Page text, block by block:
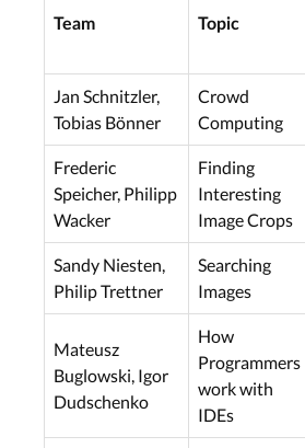
Team Topic
Jan Schnitzler,
Tobias Bönner
Crowd
Computing
Frederic
Speicher, Philipp
Wacker
Finding
Interesting
Image Crops
Sandy Niesten,
Philip Trettner
Searching
Images
Mateusz
Buglowski, Igor
Dudschenko
How
Programmers
work with
IDEs